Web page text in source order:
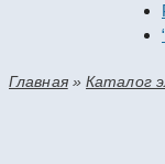
Главная»Каталог